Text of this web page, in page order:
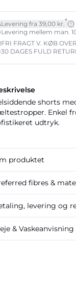
Levering fra 39,00 kr.*
Levering mellem man.
FRI FRAGT V. KØB
30 DAGES FULD
shorts
Enkel
udtryk.
produktet
fibres &
levering og
& Vaskeanvisning